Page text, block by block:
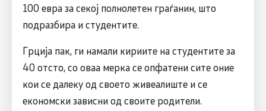
100 евра за секој полнолетен граѓанин, што
подразбира и студентите.
Грција пак, ги намали кириите на студентите за
40 отсто, со оваа мерка се опфатени сите оние
кои се далеку од своето живеалиште и се
економски зависни од своите родители.